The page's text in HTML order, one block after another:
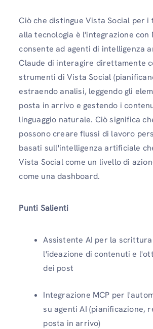
Ciò che distingue Vista Social per
alla tecnologia è l'integrazione con
consente ad agenti di intelligenza
Claude di interagire direttamente
strumenti di Vista Social
estraendo analisi, leggendo gli
posta in arrivo e gestendo i
linguaggio naturale. Ciò significa
possono creare flussi di lavoro
basati sull'intelligenza artificiale
Vista Social come un livello di
come una dashboard.
Punti Salienti
Assistente AI per la
l'ideazione di contenuti e
dei post
Integrazione MCP per
su agenti AI (pianificazione,
posta in arrivo)